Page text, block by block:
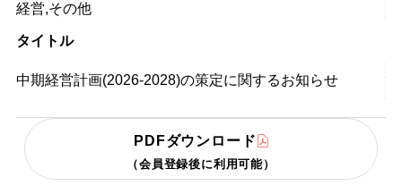
経営,その他
タイトル
中期経営計画(2026-2028)の策定に関するお知らせ
PDFダウンロード
（会員登録後に利用可能）